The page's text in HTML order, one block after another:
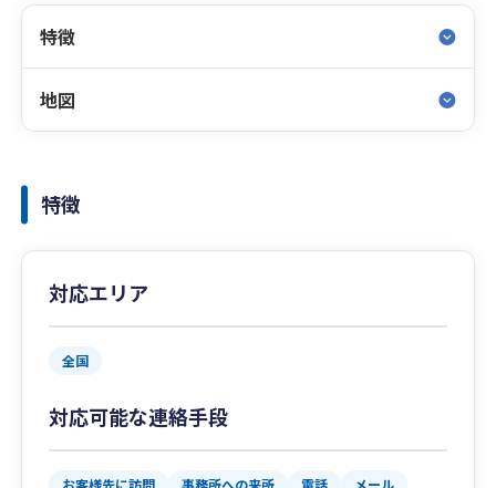
特徴
地図
特徴
対応エリア
全国
対応可能な連絡手段
お客様先に訪問 事務所への来所 電話
メール